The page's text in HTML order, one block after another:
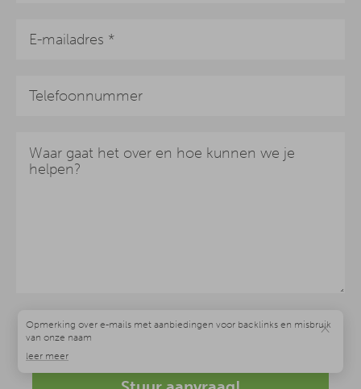
Ik heb hetprivacybeleidgelezen en begrepen. * ×